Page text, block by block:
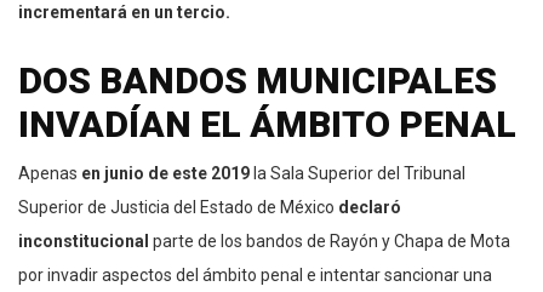
incrementará en un tercio.
DOS BANDOS MUNICIPALES
INVADÍAN EL ÁMBITO PENAL
Apenas en junio de este 2019la Sala Superior del Tribunal
Superior de Justicia del Estado de México declaró
inconstitucional parte de los bandos de Rayón y Chapa de Mota
por invadir aspectos del ámbito penal e intentar sancionar una